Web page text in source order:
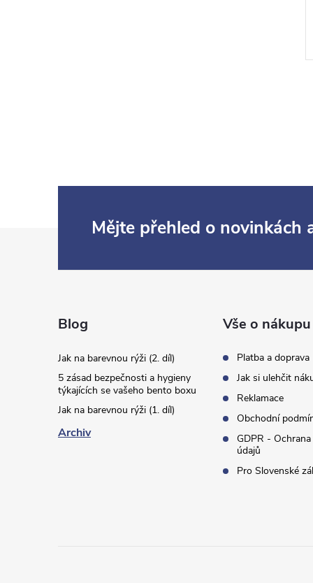
Mějte přehled o novinkách
Blog
Jak na barevnou rýži (2. díl)
5 zásad bezpečnosti a hygieny
týkajících se vašeho bento boxu
Jak na barevnou rýži (1. díl)
Archiv
Vše o nákupu
Platba a doprava
Jak si ulehčit
Reklamace
Obchodní
GDPR -
údajů
Pro Slovenské